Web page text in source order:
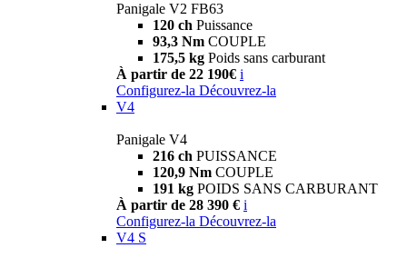
Panigale V2 FB63
120 ch Puissance
93,3 Nm COUPLE
175,5 kg Poids sans carburant
À partir de 22 190€ i
Configurez-la Découvrez-la
V4
Panigale V4
216 ch PUISSANCE
120,9 Nm COUPLE
191 kg POIDS SANS CARBURANT
À partir de 28 390 € i
Configurez-la Découvrez-la
V4 S